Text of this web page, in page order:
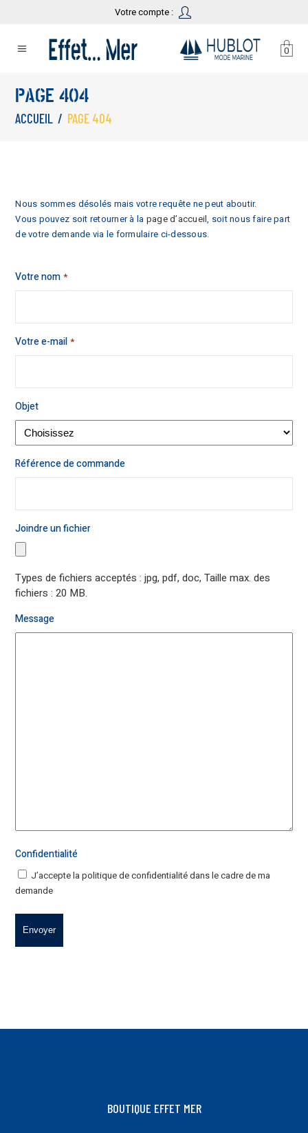
Votre compte :
0
PAGE 404
ACCUEIL / PAGE 404
Nous sommes désolés mais votre requête ne peut aboutir.
Vous pouvez soit retourner à la page d’accueil, soit nous faire part
de votre demande via le formulaire ci-dessous.
Votre nom *
Votre e-mail *
Objet
Référence de commande
Joindre un fichier
Types de fichiers acceptés : jpg, pdf, doc, Taille max. des
fichiers : 20 MB.
Message
Confidentialité
J’accepte lapolitique de confidentialitédans le cadre de ma
demande
BOUTIQUE EFFET MER